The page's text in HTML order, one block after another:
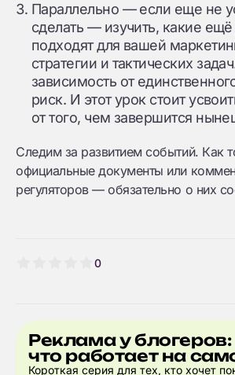
Параллельно — если еще не
сделать — изучить, какие
подходят для вашей
стратегии и тактических
зависимость от
риск. И этот урок стоит
от того, чем завершится
Следим за развитием событий. Как
официальные документы или
регуляторов — обязательно о них
0
Реклама у блогеров:
что работает на
Короткая серия для тех, кто хочет